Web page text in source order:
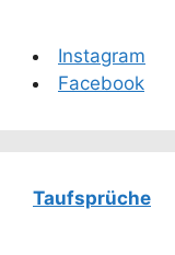
Instagram
Facebook
Taufsprüche